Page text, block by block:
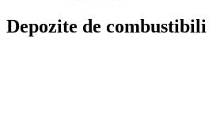
Depozite de combustibili